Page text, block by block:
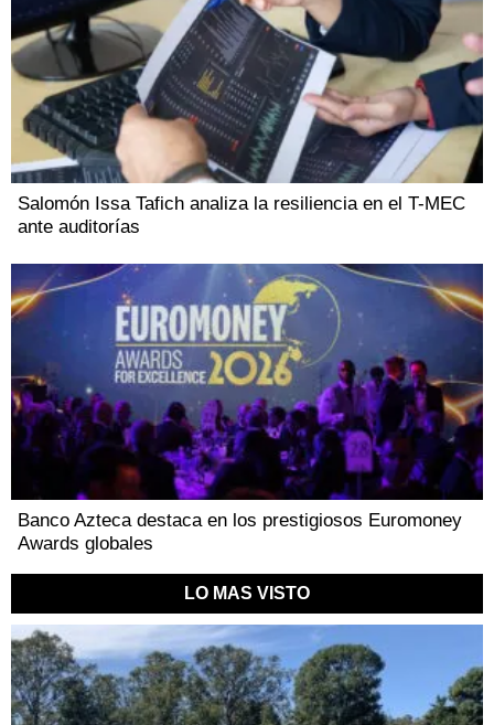
Salomón Issa Tafich analiza la resiliencia en el T-MEC
ante auditorías
Banco Azteca destaca en los prestigiosos Euromoney
Awards globales
LO MAS VISTO